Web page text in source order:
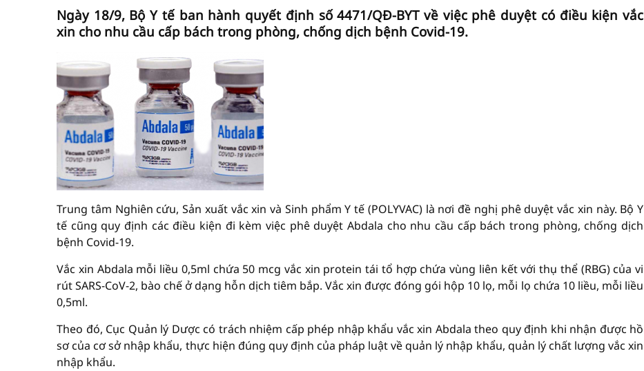
Ngày 18/9, Bộ Y tế ban hành quyết định số 4471/QĐ-BYT về việc phê duyệt có điều kiện vắc
xin cho nhu cầu cấp bách trong phòng, chống dịch bệnh Covid-19.
Trung tâm Nghiên cứu, Sản xuất vắc xin và Sinh phẩm Y tế (POLYVAC) là nơi đề nghị phê duyệt vắc xin này. Bộ Y
tế cũng quy định các điều kiện đi kèm việc phê duyệt Abdala cho nhu cầu cấp bách trong phòng, chống dịch
bệnh Covid-19.
Vắc xin Abdala mỗi liều 0,5ml chứa 50 mcg vắc xin protein tái tổ hợp chứa vùng liên kết với thụ thể (RBG) của vi
rút SARS-CoV-2, bào chế ở dạng hỗn dịch tiêm bắp. Vắc xin được đóng gói hộp 10 lọ, mỗi lọ chứa 10 liều, mỗi liều
0,5ml.
Theo đó, Cục Quản lý Dược có trách nhiệm cấp phép nhập khẩu vắc xin Abdala theo quy định khi nhận được hồ
sơ của cơ sở nhập khẩu, thực hiện đúng quy định của pháp luật về quản lý nhập khẩu, quản lý chất lượng vắc xin
nhập khẩu.